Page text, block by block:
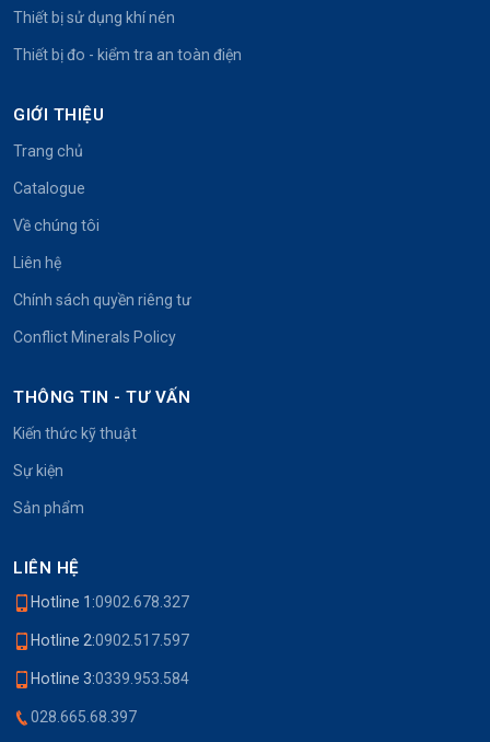
Thiết bị sử dụng khí nén
Thiết bị đo - kiểm tra an toàn điện
GIỚI THIỆU
Trang chủ
Catalogue
Về chúng tôi
Liên hệ
Chính sách quyền riêng tư
Conflict Minerals Policy
THÔNG TIN - TƯ VẤN
Kiến thức kỹ thuật
Sự kiện
Sản phẩm
LIÊN HỆ
Hotline 1:0902.678.327
Hotline 2:0902.517.597
Hotline 3:0339.953.584
028.665.68.397